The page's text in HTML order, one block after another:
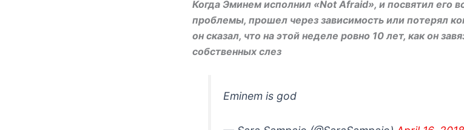
Когда Эминем исполнил «Not Afraid», и посвятил его
проблемы, прошел через зависимость или потерял
он сказал, что на этой неделе ровно 10 лет, как он
собственных слез
Eminem is god